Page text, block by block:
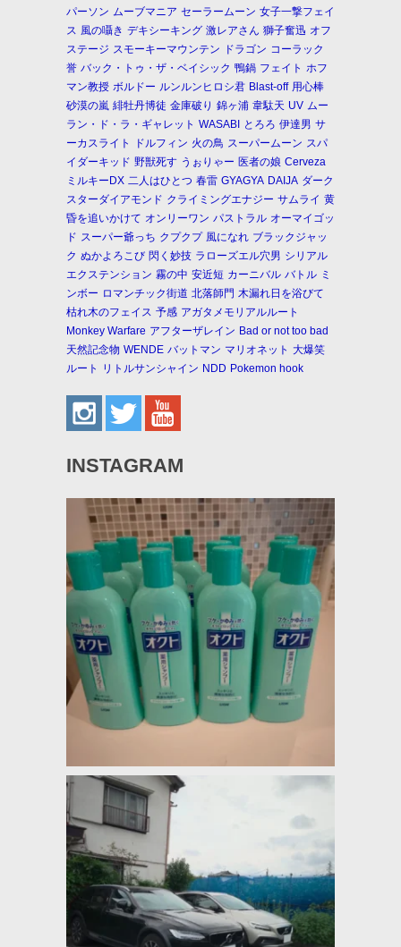
パーソン ムーブマニア セーラームーン 女子一撃フェイ
ス 風の囁き デキシーキング 激レアさん 獅子奮迅 オフ
ステージ スモーキーマウンテン ドラゴン コーラック
誉 バック・トゥ・ザ・ベイシック 鴨鍋 フェイト ホフ
マン教授 ボルドー ルンルンヒロシ君 Blast-off 用心棒
砂漠の嵐 緋牡丹博徒 金庫破り 錦ヶ浦 韋駄天 UV ムー
ラン・ド・ラ・ギャレット WASABI とろろ 伊達男 サ
ーカスライト
ドルフィン 火の鳥 スーパームーン スパ
イダーキッド 野獣死す うぉりゃー 医者の娘 Cerveza
ミルキーDX 二人はひとつ 春雷 GYAGYA DAIJA ダーク
スターダイアモンド クライミングエナジー サムライ 黄
昏を追いかけて オンリーワン パストラル オーマイゴッ
ド スーパー爺っち クプクプ 風になれ ブラックジャッ
ク ぬかよろこび 閃く妙技 ラローズエル穴男 シリアル
エクステンション 霧の中 安近短 カーニバル バトル ミ
ンボー ロマンチック街道 北落師門 木漏れ日を浴びて
枯れ木のフェイス 予感 アガタメモリアルルート
Monkey Warfare アフターザレイン Bad or not too bad
天然記念物 WENDE バットマン マリオネット 大爆笑
ルート
リトルサンシャイン NDD Pokemon hook
INSTAGRAM